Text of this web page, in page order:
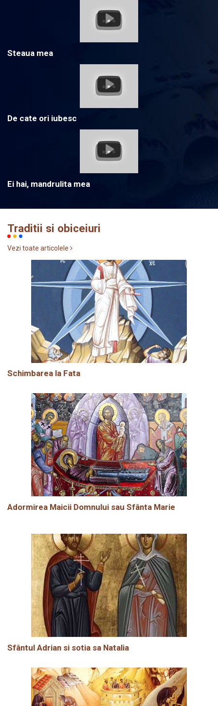
Steaua mea
De cate ori iubesc
Ei hai, mandrulita mea
Traditii si obiceiuri
Vezi toate articolele
Schimbarea la Fata
Adormirea Maicii Domnului sau Sfânta Marie
Sfântul Adrian si sotia sa Natalia